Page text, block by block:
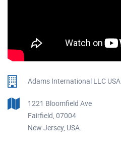
Adams International LLC USA
1221 Bloomfield Ave
Fairfield, 07004
New Jersey, USA.